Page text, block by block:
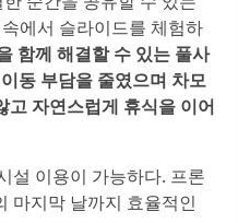
에서 슬라이드를 체험하
함께 해결할 수 있는 풀사
동 부담을 줄였으며 차모
고 자연스럽게 휴식을 이어
설 이용이 가능하다. 프론
마지막 날까지 효율적인